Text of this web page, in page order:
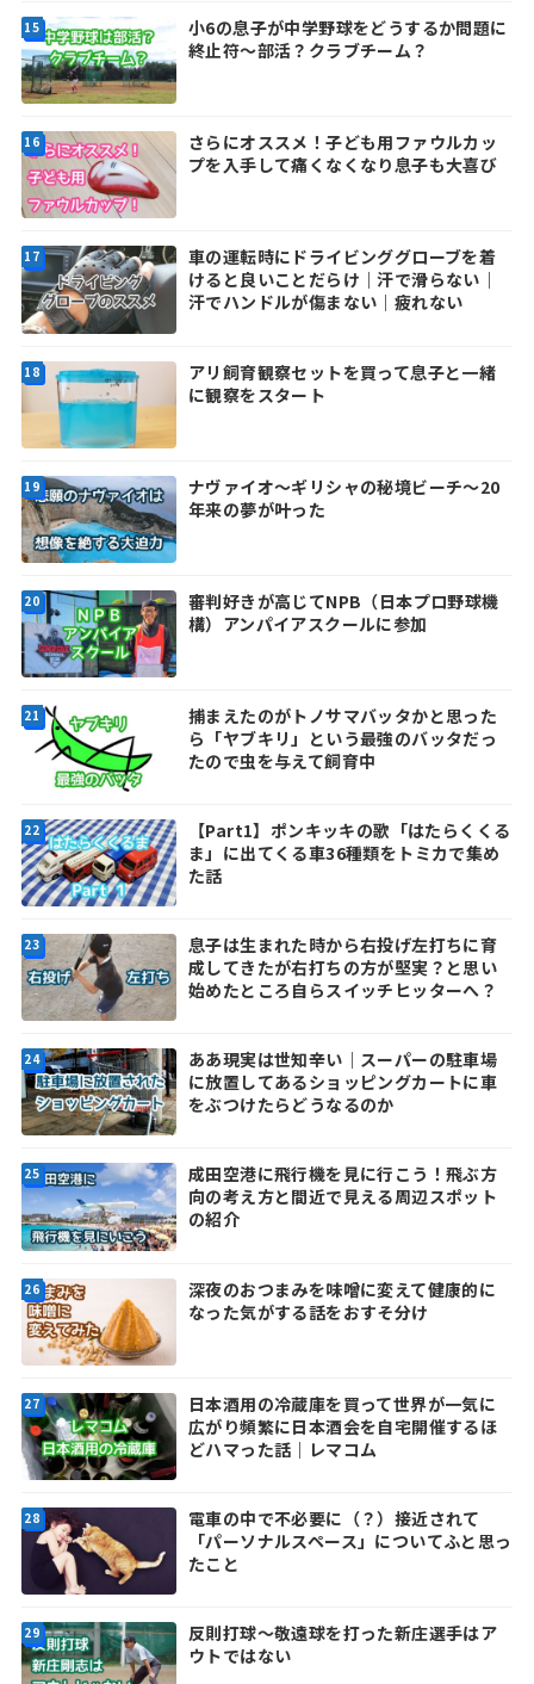
小6の息子が中学野球をどうするか問題に
終止符～部活？クラブチーム？
さらにオススメ！子ども用ファウルカッ
プを入手して痛くなくなり息子も大喜び
車の運転時にドライビンググローブを着
けると良いことだらけ｜汗で滑らない｜
汗でハンドルが傷まない｜疲れない
アリ飼育観察セットを買って息子と一緒
に観察をスタート
ナヴァイオ～ギリシャの秘境ビーチ～20
年来の夢が叶った
審判好きが高じてNPB（日本プロ野球機
構）アンパイアスクールに参加
捕まえたのがトノサマバッタかと思った
ら「ヤブキリ」という最強のバッタだっ
たので虫を与えて飼育中
【Part1】ポンキッキの歌「はたらくくる
ま」に出てくる車36種類をトミカで集め
た話
息子は生まれた時から右投げ左打ちに育
成してきたが右打ちの方が堅実？と思い
始めたところ自らスイッチヒッターへ？
ああ現実は世知辛い｜スーパーの駐車場
に放置してあるショッピングカートに車
をぶつけたらどうなるのか
成田空港に飛行機を見に行こう！飛ぶ方
向の考え方と間近で見える周辺スポット
の紹介
深夜のおつまみを味噌に変えて健康的に
なった気がする話をおすそ分け
日本酒用の冷蔵庫を買って世界が一気に
広がり頻繁に日本酒会を自宅開催するほ
どハマった話｜レマコム
電車の中で不必要に（？）接近されて
「パーソナルスペース」についてふと思っ
たこと
反則打球～敬遠球を打った新庄選手はア
ウトではない